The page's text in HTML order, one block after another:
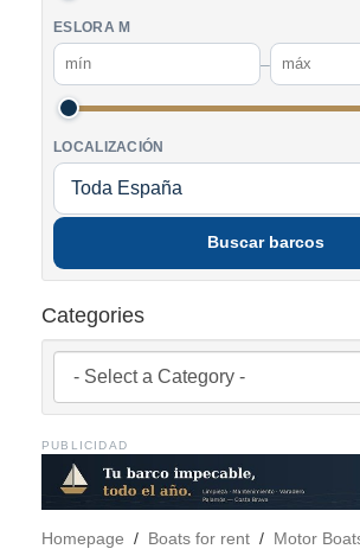
ESLORA M
–
LOCALIZACIÓN
Buscar barcos
Categories
PUBLICIDAD
Homepage / Boats for rent / Motor